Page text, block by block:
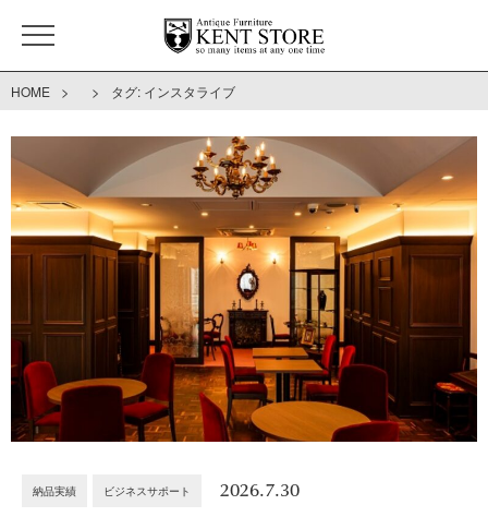
HOME > > タグ: インスタライブ
納品実績 ビジネスサポート 2026.7.30